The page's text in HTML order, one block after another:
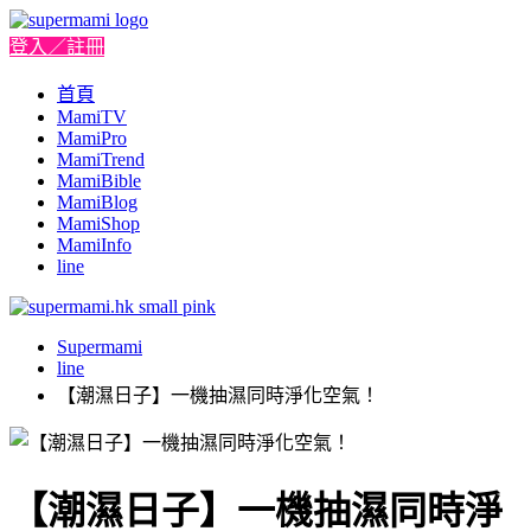
登入／註冊
首頁
MamiTV
MamiPro
MamiTrend
MamiBible
MamiBlog
MamiShop
MamiInfo
line
Supermami
line
【潮濕日子】一機抽濕同時淨化空氣！
【潮濕日子】一機抽濕同時淨